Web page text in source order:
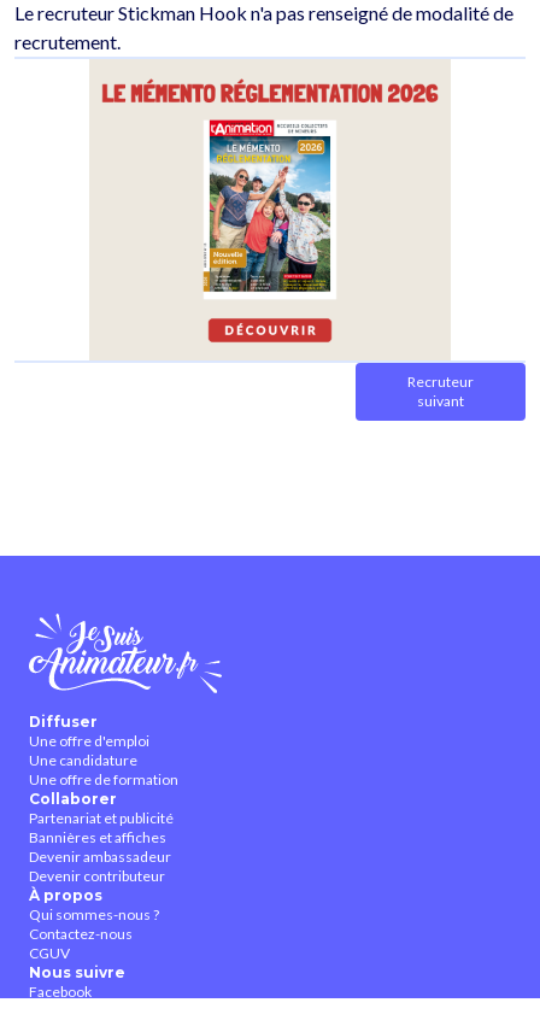
Le recruteur Stickman Hook n'a pas renseigné de modalité de
Recruteur
suivant
Diffuser
Une offre d'emploi
Une candidature
Une offre de formation
Collaborer
Partenariat et publicité
Bannières et affiches
Devenir ambassadeur
Devenir contributeur
À propos
Qui sommes-nous ?
Contactez-nous
CGUV
Nous suivre
Facebook